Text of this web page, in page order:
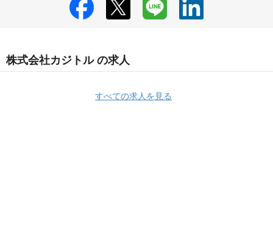
株式会社カジトル の求人
すべての求人を見る